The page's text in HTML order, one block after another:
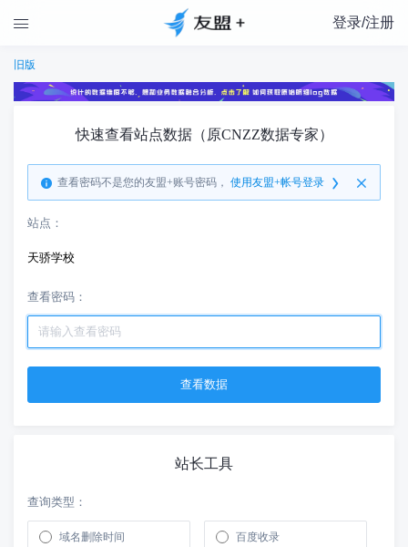
 登录/注册
旧版
快速查看站点数据（原CNZZ数据专家）
查看密码不是您的友盟+账号密码， 使用友盟+帐号登录
站点：
天骄学校
查看密码：
站长工具
查询类型：
域名删除时间 百度收录